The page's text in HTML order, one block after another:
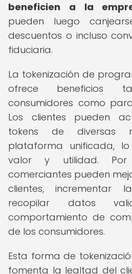
beneficien a la
pueden luego
descuentos o incluso
fiduciaria.
La tokenización de
ofrece beneficios
consumidores como
Los clientes pueden
tokens de diversas
plataforma unificada,
valor y utilidad.
comerciantes pueden
clientes, incrementar
recopilar datos
comportamiento de
de los consumidores.
Esta forma de
fomenta la lealtad del